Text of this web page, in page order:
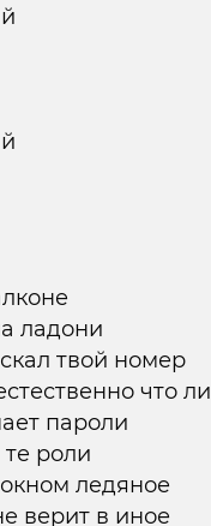
ладони
твой номер
что ли
пароли
роли
ледяное
верит в иное